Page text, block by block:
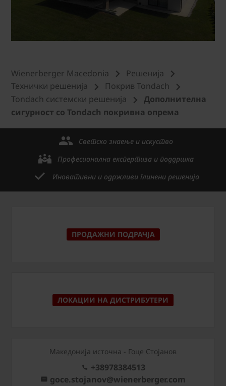
Wienerberger Macedonia
Решенија
Технички решениjа
Покрив Tondach
Tondach системски решениjа
Дополнителна
сигурност со Tondach покривна опрема
Светско знаење и искуство
Професионална експертиза и поддршка
Иновативни и одржливи глинени решенија
ПРОДАЖНИ ПОДРАЧЈА
ЛОКАЦИИ НА ДИСТРИБУТЕРИ
Македонија источна - Гоце Стојанов
+38978384513
goce.stojanov@wienerberger.com